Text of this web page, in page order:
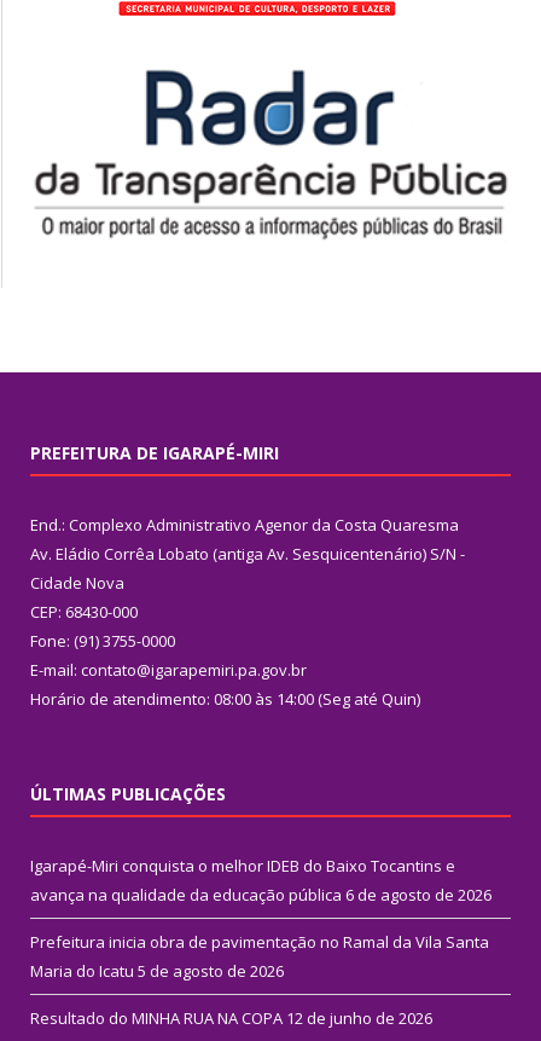
PREFEITURA DE IGARAPÉ-MIRI
End.: Complexo Administrativo Agenor da Costa Quaresma
Av. Eládio Corrêa Lobato (antiga Av. Sesquicentenário) S/N -
Cidade Nova
CEP: 68430-000
Fone: (91) 3755-0000
E-mail: contato@igarapemiri.pa.gov.br
Horário de atendimento: 08:00 às 14:00 (Seg até Quin)
ÚLTIMAS PUBLICAÇÕES
Igarapé-Miri conquista o melhor IDEB do Baixo Tocantins e
avança na qualidade da educação pública 6 de agosto de 2026
Prefeitura inicia obra de pavimentação no Ramal da Vila Santa
Maria do Icatu 5 de agosto de 2026
Resultado do MINHA RUA NA COPA 12 de junho de 2026